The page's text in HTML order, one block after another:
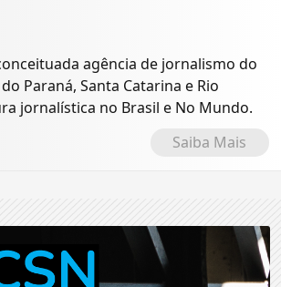
agência de jornalismo do
Paraná, Santa Catarina e Rio
jornalística no Brasil e No Mundo.
Saiba Mais